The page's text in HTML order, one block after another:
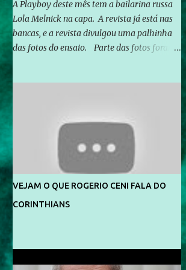
A Playboy deste mês tem a bailarina russa
Lola Melnick na capa. A revista já está nas
bancas, e a revista divulgou uma palhinha
das fotos do ensaio. Parte das fotos foram
divulga capa e primeiras fotos de Lola
Melnick - @aredacao
VEJAM O QUE ROGERIO CENI FALA DO
CORINTHIANS